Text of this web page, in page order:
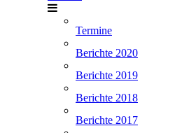
Termine
Berichte 2020
Berichte 2019
Berichte 2018
Berichte 2017